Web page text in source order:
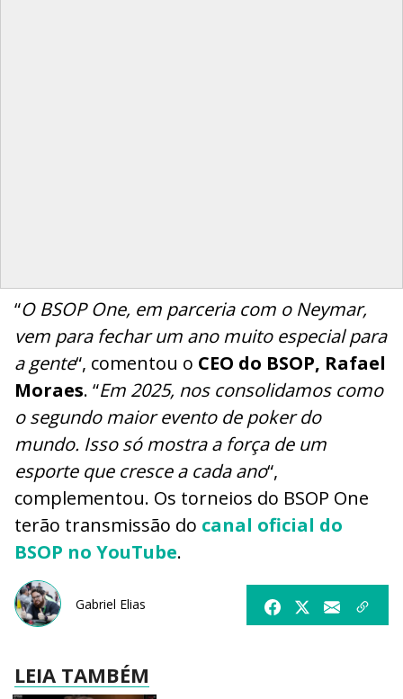
“O BSOP One, em parceria com o Neymar,
vem para fechar um ano muito especial para
a gente“, comentou o CEO do BSOP, Rafael
Moraes. “Em 2025, nos consolidamos como
o segundo maior evento de poker do
mundo. Isso só mostra a força de um
esporte que cresce a cada ano“,
complementou. Os torneios do BSOP One
terão transmissão do canal oficial do
BSOP no YouTube.
Gabriel Elias
LEIA TAMBÉM